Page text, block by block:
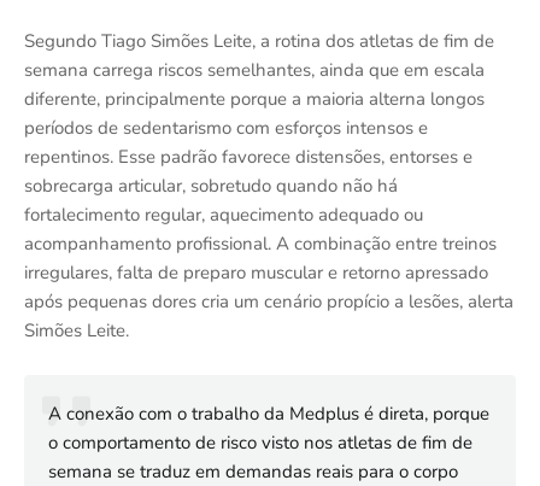
Segundo Tiago Simões Leite, a rotina dos atletas de fim de
semana carrega riscos semelhantes, ainda que em escala
diferente, principalmente porque a maioria alterna longos
períodos de sedentarismo com esforços intensos e
repentinos. Esse padrão favorece distensões, entorses e
sobrecarga articular, sobretudo quando não há
fortalecimento regular, aquecimento adequado ou
acompanhamento profissional. A combinação entre treinos
irregulares, falta de preparo muscular e retorno apressado
após pequenas dores cria um cenário propício a lesões, alerta
Simões Leite.
A conexão com o trabalho da Medplus é direta, porque
o comportamento de risco visto nos atletas de fim de
semana se traduz em demandas reais para o corpo